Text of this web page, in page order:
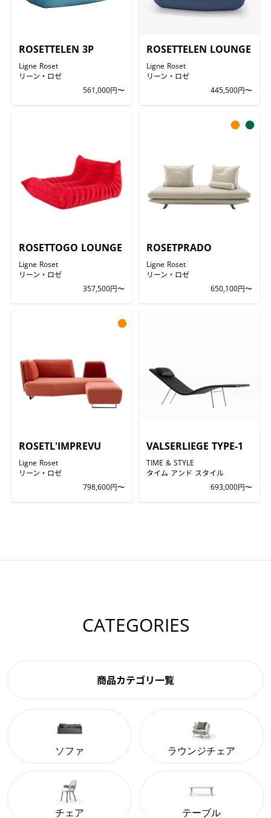
ROSETTELEN 3P
Ligne Roset
リーン・ロゼ
561,000円〜
ROSETTELEN LOUNGE
Ligne Roset
リーン・ロゼ
445,500円〜
ROSETTOGO LOUNGE
Ligne Roset
リーン・ロゼ
357,500円〜
ROSETPRADO
Ligne Roset
リーン・ロゼ
650,100円〜
● ●
ROSETL'IMPREVU
Ligne Roset
リーン・ロゼ
798,600円〜
●
VALSERLIEGE TYPE-1
TIME & STYLE
タイム アンド スタイル
693,000円〜
CATEGORIES
商品カテゴリ一覧
ソファ ラウンジチェア
チェア テーブル